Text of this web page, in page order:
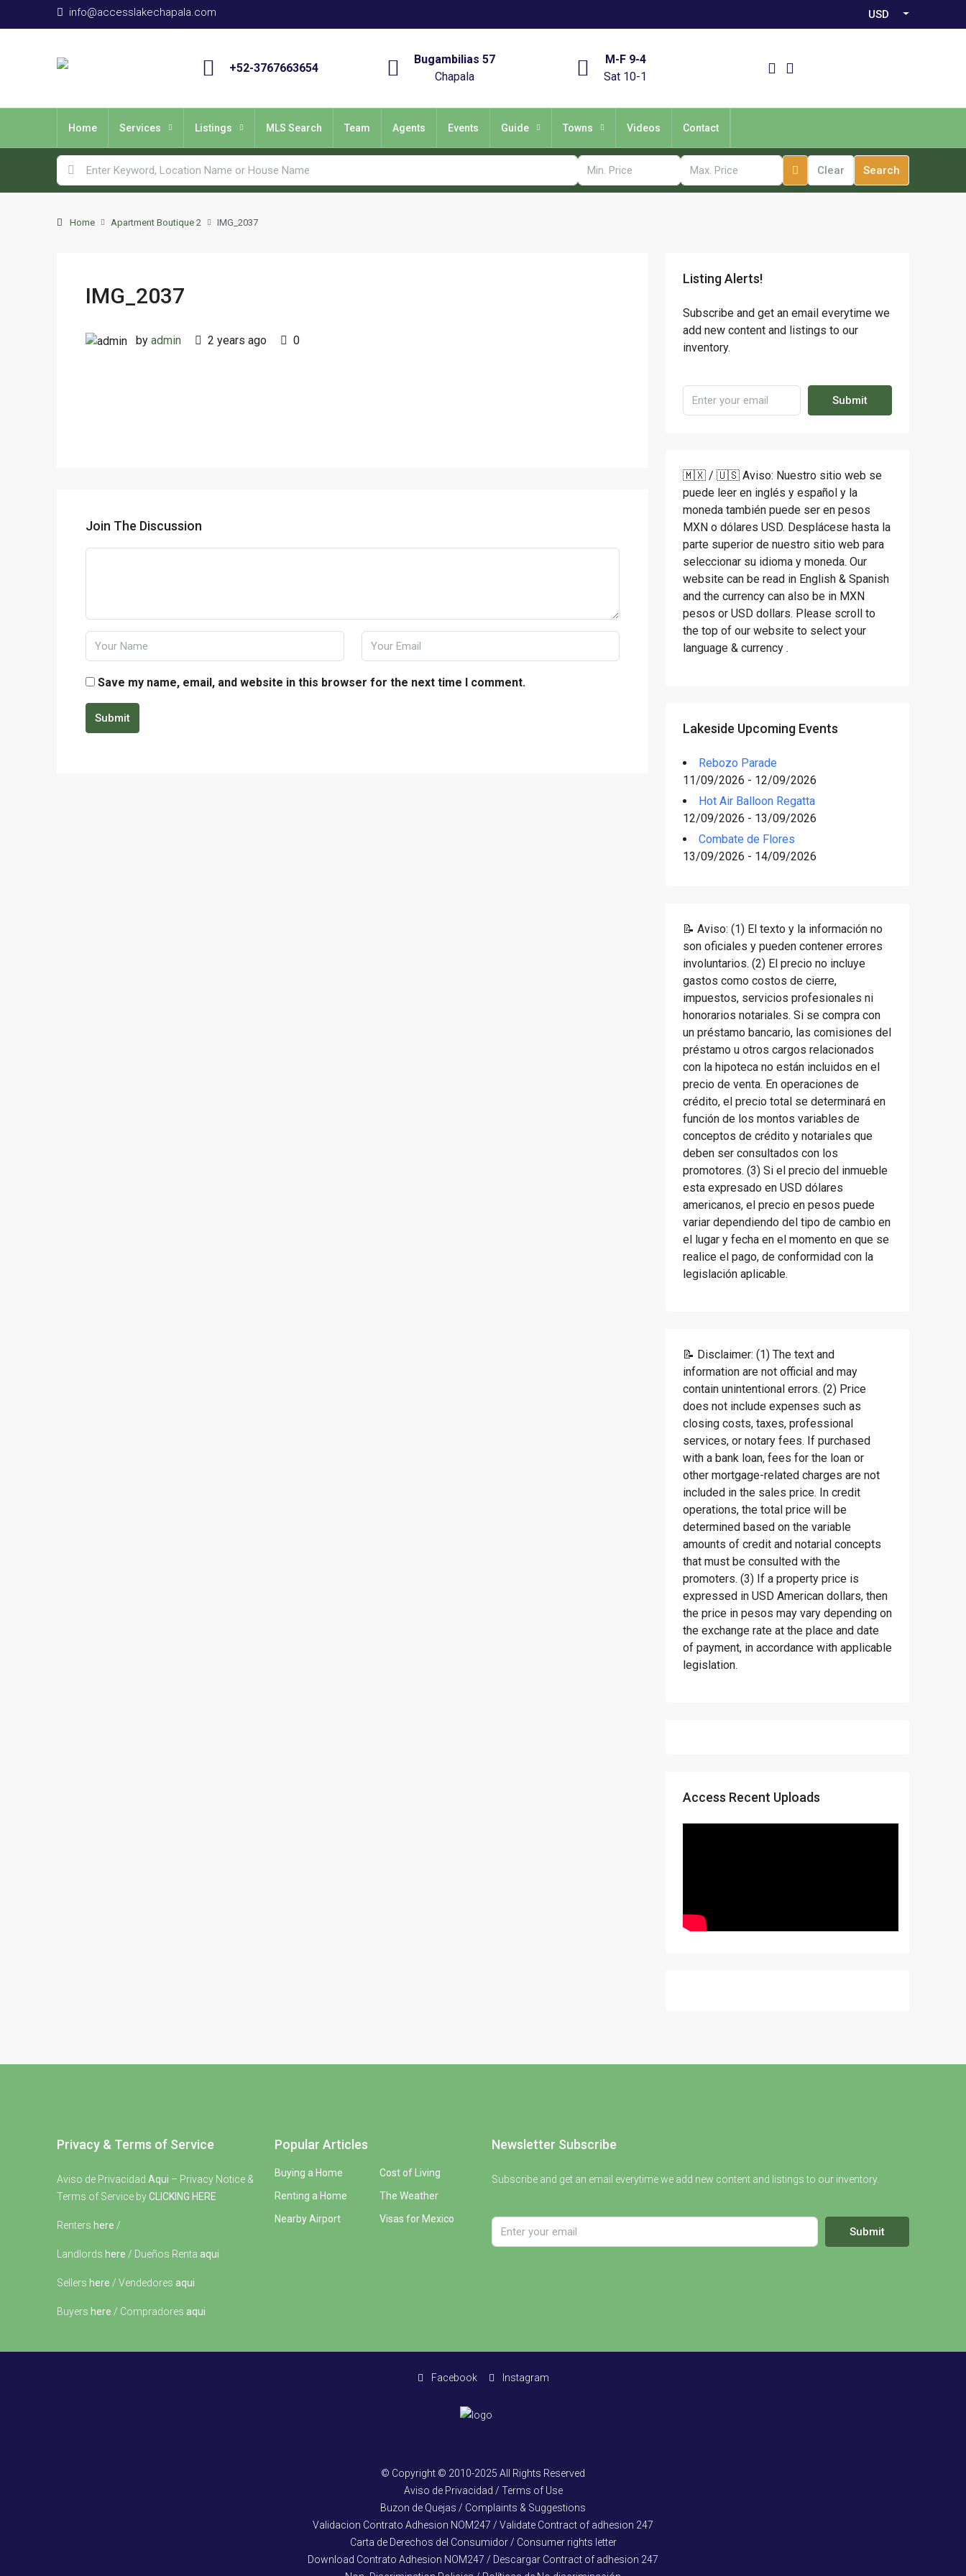
info@accesslakechapala.com USD
+52-3767663654
Bugambilias 57
Chapala
M-F 9-4
Sat 10-1
Home Services Listings MLS Search Team Agents Events Guide Towns Videos Contact
Clear Search
Home Apartment Boutique 2 IMG_2037
IMG_2037
by admin 2 years ago 0
Join The Discussion
Save my name, email, and website in this browser for the next time I comment.
Submit
Listing Alerts!
Subscribe and get an email everytime we
add new content and listings to our
inventory.
Submit
🇲🇽 / 🇺🇸 Aviso: Nuestro sitio web se
puede leer en inglés y español y la
moneda también puede ser en pesos
MXN o dólares USD. Desplácese hasta la
parte superior de nuestro sitio web para
seleccionar su idioma y moneda. Our
website can be read in English & Spanish
and the currency can also be in MXN
pesos or USD dollars. Please scroll to
the top of our website to select your
language & currency .
Lakeside Upcoming Events
Rebozo Parade
11/09/2026 - 12/09/2026
Hot Air Balloon Regatta
12/09/2026 - 13/09/2026
Combate de Flores
13/09/2026 - 14/09/2026
📝 Aviso: (1) El texto y la información no
son oficiales y pueden contener errores
involuntarios. (2) El precio no incluye
gastos como costos de cierre,
impuestos, servicios profesionales ni
honorarios notariales. Si se compra con
un préstamo bancario, las comisiones del
préstamo u otros cargos relacionados
con la hipoteca no están incluidos en el
precio de venta. En operaciones de
crédito, el precio total se determinará en
función de los montos variables de
conceptos de crédito y notariales que
deben ser consultados con los
promotores. (3) Si el precio del inmueble
esta expresado en USD dólares
americanos, el precio en pesos puede
variar dependiendo del tipo de cambio en
el lugar y fecha en el momento en que se
realice el pago, de conformidad con la
legislación aplicable.
📝 Disclaimer: (1) The text and
information are not official and may
contain unintentional errors. (2) Price
does not include expenses such as
closing costs, taxes, professional
services, or notary fees. If purchased
with a bank loan, fees for the loan or
other mortgage-related charges are not
included in the sales price. In credit
operations, the total price will be
determined based on the variable
amounts of credit and notarial concepts
that must be consulted with the
promoters. (3) If a property price is
expressed in USD American dollars, then
the price in pesos may vary depending on
the exchange rate at the place and date
of payment, in accordance with applicable
legislation.
Access Recent Uploads
Privacy & Terms of Service
Aviso de Privacidad Aqui – Privacy Notice &
Terms of Service byCLICKING HERE
Renters here /
Landlords here / Dueños Renta aqui
Sellers here / Vendedores aqui
Buyers here / Compradores aqui
Popular Articles
Buying a Home
Renting a Home
Nearby Airport
Cost of Living
The Weather
Visas for Mexico
Newsletter Subscribe
Subscribe and get an email everytime we add new content and listings to our inventory.
Submit
Facebook Instagram
© Copyright © 2010-2025 All Rights Reserved
Aviso de Privacidad / Terms of Use
Buzon de Quejas / Complaints & Suggestions
Validacion Contrato Adhesion NOM247 / Validate Contract of adhesion 247
Carta de Derechos del Consumidor / Consumer rights letter
Download Contrato Adhesion NOM247 / Descargar Contract of adhesion 247